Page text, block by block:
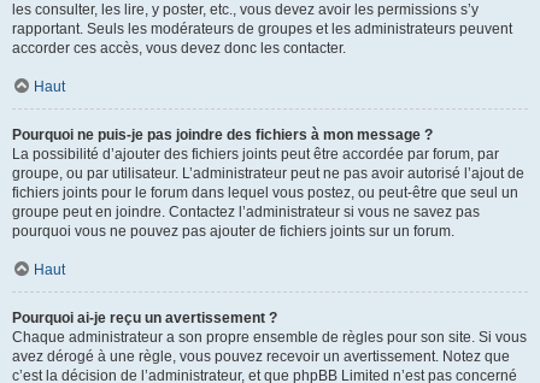
les consulter, les lire, y poster, etc., vous devez avoir les permissions s’y
rapportant. Seuls les modérateurs de groupes et les administrateurs peuvent
accorder ces accès, vous devez donc les contacter.
Haut
Pourquoi ne puis-je pas joindre des fichiers à mon message ?
La possibilité d’ajouter des fichiers joints peut être accordée par forum, par
groupe, ou par utilisateur. L’administrateur peut ne pas avoir autorisé l’ajout de
fichiers joints pour le forum dans lequel vous postez, ou peut-être que seul un
groupe peut en joindre. Contactez l’administrateur si vous ne savez pas
pourquoi vous ne pouvez pas ajouter de fichiers joints sur un forum.
Haut
Pourquoi ai-je reçu un avertissement ?
Chaque administrateur a son propre ensemble de règles pour son site. Si vous
avez dérogé à une règle, vous pouvez recevoir un avertissement. Notez que
c’est la décision de l’administrateur, et que phpBB Limited n’est pas concerné